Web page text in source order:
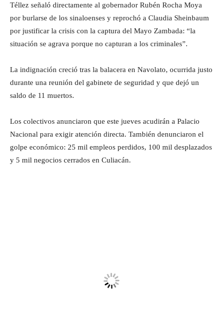
Téllez señaló directamente al gobernador Rubén Rocha Moya
por burlarse de los sinaloenses y reprochó a Claudia Sheinbaum
por justificar la crisis con la captura del Mayo Zambada: “la
situación se agrava porque no capturan a los criminales”.
La indignación creció tras la balacera en Navolato, ocurrida justo
durante una reunión del gabinete de seguridad y que dejó un
saldo de 11 muertos.
Los colectivos anunciaron que este jueves acudirán a Palacio
Nacional para exigir atención directa. También denunciaron el
golpe económico: 25 mil empleos perdidos, 100 mil desplazados
y 5 mil negocios cerrados en Culiacán.